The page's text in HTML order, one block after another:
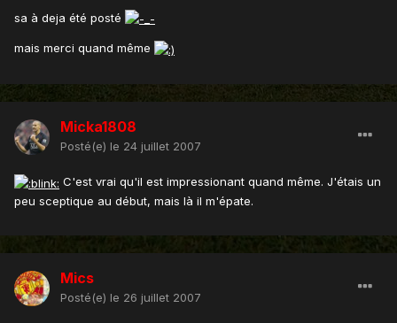
sa à deja été posté
mais merci quand même
Micka1808
Posté(e) le 24 juillet 2007
C'est vrai qu'il est impressionant quand même. J'étais un
peu sceptique au début, mais là il m'épate.
Mics
Posté(e) le 26 juillet 2007